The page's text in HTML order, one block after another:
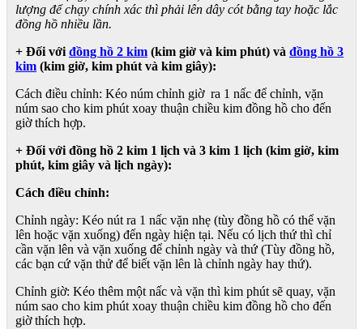
lượng để chạy chính xác thì phải lên dây cót bằng tay hoặc lắc
đồng hồ nhiều lần.
+ Đối với đồng hồ 2 kim (kim giờ và kim phút) và đồng hồ 3
kim (kim giờ, kim phút và kim giây):
Cách điều chỉnh: Kéo núm chỉnh giờ ra 1 nấc để chỉnh, vặn
núm sao cho kim phút xoay thuận chiều kim đồng hồ cho đến
giờ thích hợp.
+ Đối với đồng hồ 2 kim 1 lịch và 3 kim 1 lịch (kim giờ, kim
phút, kim giây và lịch ngày):
Cách điều chỉnh:
Chỉnh ngày: Kéo nút ra 1 nấc vặn nhẹ (tùy đồng hồ có thể vặn
lên hoặc vặn xuống) đến ngày hiện tại. Nếu có lịch thứ thì chỉ
cần vặn lên và vặn xuống để chỉnh ngày và thứ (Tùy đồng hồ,
các bạn cứ vặn thử để biết vặn lên là chỉnh ngày hay thứ).
Chỉnh giờ: Kéo thêm một nấc và vặn thì kim phút sẽ quay, vặn
núm sao cho kim phút xoay thuận chiều kim đồng hồ cho đến
giờ thích hợp.